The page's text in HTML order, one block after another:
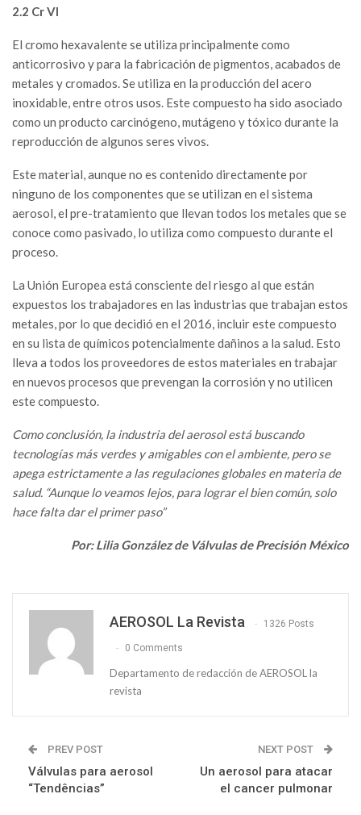
2.2 Cr VI
El cromo hexavalente se utiliza principalmente como
anticorrosivo y para la fabricación de pigmentos, acabados de
metales y cromados. Se utiliza en la producción del acero
inoxidable, entre otros usos. Este compuesto ha sido asociado
como un producto carcinógeno, mutágeno y tóxico durante la
reproducción de algunos seres vivos.
Este material, aunque no es contenido directamente por
ninguno de los componentes que se utilizan en el sistema
aerosol, el pre-tratamiento que llevan todos los metales que se
conoce como pasivado, lo utiliza como compuesto durante el
proceso.
La Unión Europea está consciente del riesgo al que están
expuestos los trabajadores en las industrias que trabajan estos
metales, por lo que decidió en el 2016, incluir este compuesto
en su lista de químicos potencialmente dañinos a la salud. Esto
lleva a todos los proveedores de estos materiales en trabajar
en nuevos procesos que prevengan la corrosión y no utilicen
este compuesto.
Como conclusión, la industria del aerosol está buscando
tecnologías más verdes y amigables con el ambiente, pero se
apega estrictamente a las regulaciones globales en materia de
salud. “Aunque lo veamos lejos, para lograr el bien común, solo
hace falta dar el primer paso”
Por: Lilia González de Válvulas de Precisión México
AEROSOL La Revista 1326 Posts
0 Comments
Departamento de redacción de AEROSOL la
revista
PREV POST
Válvulas para aerosol
“Tendências”
NEXT POST
Un aerosol para atacar
el cancer pulmonar